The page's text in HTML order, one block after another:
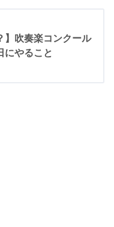
】吹奏楽コンクール
にやること